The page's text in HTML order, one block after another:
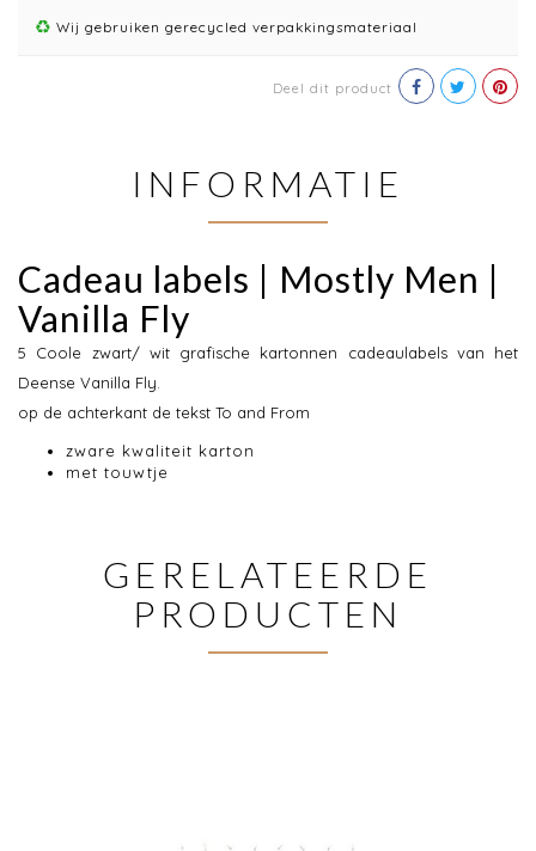
Wij gebruiken gerecycled verpakkingsmateriaal
Deel dit product
INFORMATIE
Cadeau labels | Mostly Men |
Vanilla Fly
5 Coole zwart/ wit grafische kartonnen cadeaulabels van het
Deense Vanilla Fly.
op de achterkant de tekst To and From
zware kwaliteit karton
met touwtje
GERELATEERDE
PRODUCTEN